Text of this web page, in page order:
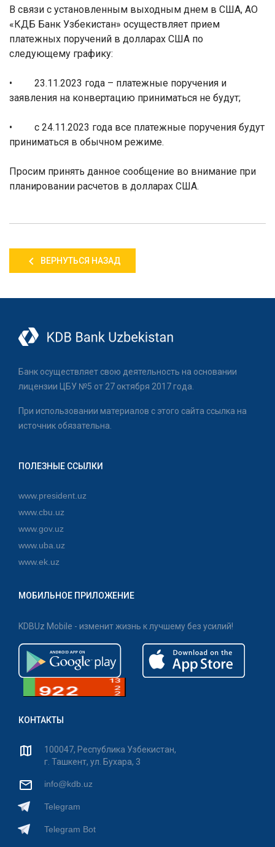
В связи с установленным выходным днем в США, АО
«КДБ Банк Узбекистан» осуществляет прием
платежных поручений в долларах США по
следующему графику:
• 23.11.2023 года – платежные поручения и
заявления на конвертацию приниматься не будут;
• с 24.11.2023 года все платежные поручения будут
приниматься в обычном режиме.
Просим принять данное сообщение во внимание при
планировании расчетов в долларах США.
ВЕРНУТЬСЯ НАЗАД
Банк осуществляет свою деятельность на основании
лицензии ЦБУ №5 от 27 октября 2017 года.
При использовании материалов с этого сайта ссылка на
источник обязательна.
ПОЛЕЗНЫЕ ССЫЛКИ
www.president.uz
www.cbu.uz
www.gov.uz
www.uba.uz
www.ek.uz
МОБИЛЬНОЕ ПРИЛОЖЕНИЕ
KDBUz Mobile - изменит жизнь к лучшему без усилий!
КОНТАКТЫ
100047, Республика Узбекистан,
г. Ташкент, ул. Бухара, 3
info@kdb.uz
Telegram
Telegram Bot